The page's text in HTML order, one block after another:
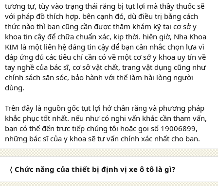
tương tự, tùy vào trạng thái răng bị tụt lợi mà thầy thuốc sẽ
với pháp đồ thích hợp. bên cạnh đó, dù điều trị bằng cách
thức nào thì bạn cũng cần được thăm khám kỹ tại cơ sở y
khoa tin cậy để chữa chuẩn xác, kịp thời. hiện giờ, Nha Khoa
KIM là một liên hệ đáng tin cậy để bạn cân nhắc chọn lựa vì
đáp ứng đủ các tiêu chí cần có về một cơ sở y khoa uy tín về
tay nghề của bác sĩ, cơ sở vật chất, trang vật dụng cũng như
chính sách săn sóc, bảo hành với thể làm hài lòng người
dùng.
Trên đây là nguồn gốc tụt lợi hở chân răng và phương pháp
khắc phục tốt nhất. nếu như có nghi vấn khác cần tham vấn,
bạn có thể đến trực tiếp chúng tôi hoặc gọi số 19006899,
những bác sĩ của y khoa sẽ tư vấn chính xác nhất cho bạn.
〈 Chức năng của thiết bị định vị xe ô tô là gì?